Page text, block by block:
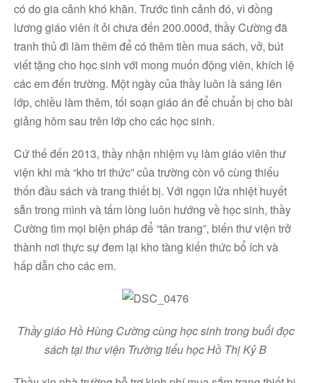
có do gia cảnh khó khăn. Trước tình cảnh đó, vì đồng
lương giáo viên ít ỏi chưa đến 200.000đ, thầy Cường đã
tranh thủ đi làm thêm để có thêm tiền mua sách, vở, bút
viết tặng cho học sinh với mong muốn động viên, khích lệ
các em đến trường. Một ngày của thầy luôn là sáng lên
lớp, chiều làm thêm, tối soạn giáo án để chuẩn bị cho bài
giảng hôm sau trên lớp cho các học sinh.
Cứ thế đến 2013, thầy nhận nhiệm vụ làm giáo viên thư
viện khi mà “kho tri thức” của trường còn vô cùng thiếu
thốn đầu sách và trang thiết bị. Với ngọn lửa nhiệt huyết
sẵn trong mình và tấm lòng luôn hướng về học sinh, thầy
Cường tìm mọi biện pháp để “tân trang”, biến thư viện trở
thành nơi thực sự đem lại kho tàng kiến thức bổ ích và
hấp dẫn cho các em.
Thầy giáo Hồ Hùng Cường cùng học sinh trong buổi đọc
sách tại thư viện Trường tiểu học Hồ Thị Kỷ B